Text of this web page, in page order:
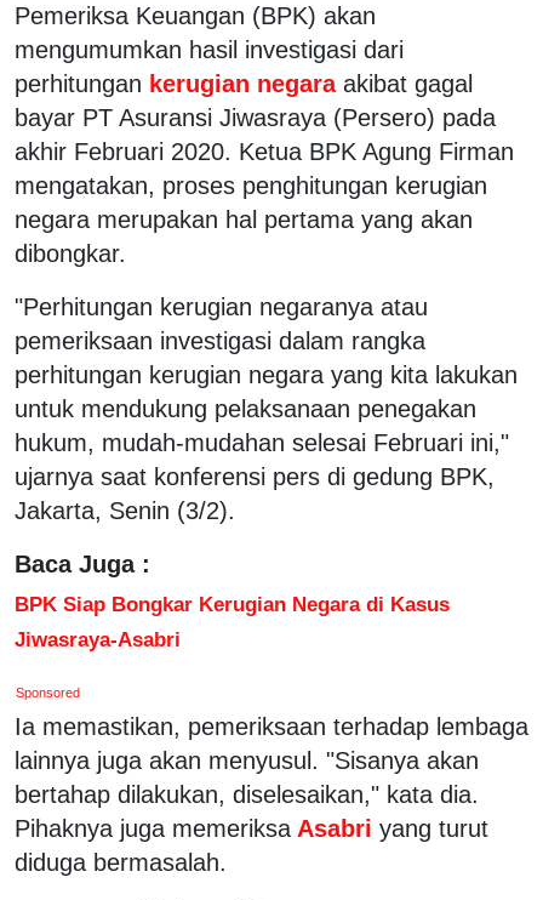
Pemeriksa Keuangan (BPK) akan
mengumumkan hasil investigasi dari
perhitungan kerugian negara akibat gagal
bayar PT Asuransi Jiwasraya (Persero) pada
akhir Februari 2020. Ketua BPK Agung Firman
mengatakan, proses penghitungan kerugian
negara merupakan hal pertama yang akan
dibongkar.
"Perhitungan kerugian negaranya atau
pemeriksaan investigasi dalam rangka
perhitungan kerugian negara yang kita lakukan
untuk mendukung pelaksanaan penegakan
hukum, mudah-mudahan selesai Februari ini,"
ujarnya saat konferensi pers di gedung BPK,
Jakarta, Senin (3/2).
Baca Juga :
BPK Siap Bongkar Kerugian Negara di Kasus
Jiwasraya-Asabri
Sponsored
Ia memastikan, pemeriksaan terhadap lembaga
lainnya juga akan menyusul. "Sisanya akan
bertahap dilakukan, diselesaikan," kata dia.
Pihaknya juga memeriksa Asabri yang turut
diduga bermasalah.